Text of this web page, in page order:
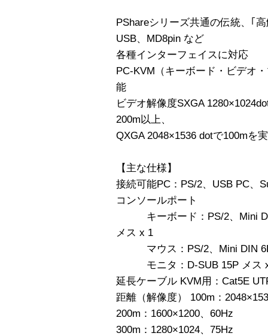
PShareシリーズ共通の伝統、｢
USB、MD8pin など
各種インターフェイスに対応
PC-KVM（キーボード・ビデオ
能
ビデオ解像度SXGA
200m以上、
QXGA 2048×1536 dotで100mを
【主な仕様】
接続可能PC：PS/2、USB PC、
コンソールポート
キーボード：PS/2、Mini
メス x 1
マウス：PS/2、Mini DIN
モニタ：D-SUB 15P メス
延長ケーブル KVM用：Cat5E
距離（解像度） 100m：
200m：1600×1200、60Hz
300m：1280×1024、75Hz